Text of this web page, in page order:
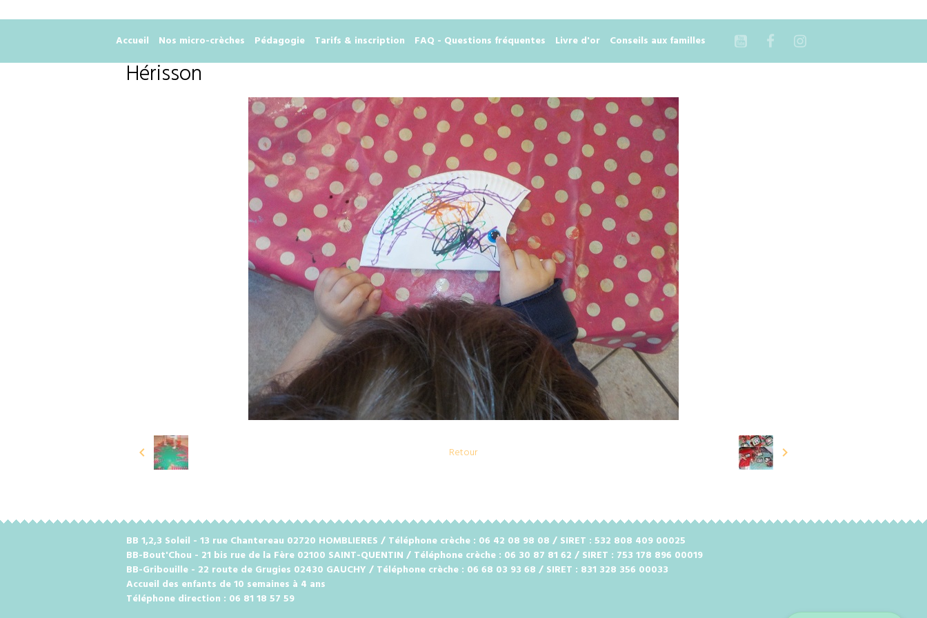
Accueil Nos micro-crèches Pédagogie Tarifs & inscription FAQ - Questions fréquentes Livre d'or Conseils aux familles
Hérisson
Retour
BB 1,2,3 Soleil - 13 rue Chantereau 02720 HOMBLIERES / Téléphone crèche : 06 42 08 98 08 / SIRET : 532 808 409 00025
BB-Bout'Chou - 21 bis rue de la Fère 02100 SAINT-QUENTIN / Téléphone crèche : 06 30 87 81 62 / SIRET : 753 178 896 00019
BB-Gribouille - 22 route de Grugies 02430 GAUCHY / Téléphone crèche : 06 68 03 93 68 / SIRET : 831 328 356 00033
Accueil des enfants de 10 semaines à 4 ans
Téléphone direction : 06 81 18 57 59